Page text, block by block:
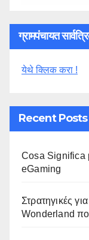
ग्रामपंचायत
येथे क्लिक करा !
Recent Posts
Cosa Significa
eGaming
Στρατηγικές
Wonderland